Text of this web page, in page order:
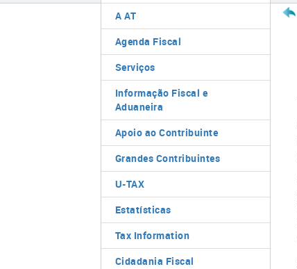
A AT
Agenda Fiscal
Serviços
Informação Fiscal e
Aduaneira
Apoio ao Contribuinte
Grandes Contribuintes
U-TAX
Estatísticas
Tax Information
Cidadania Fiscal